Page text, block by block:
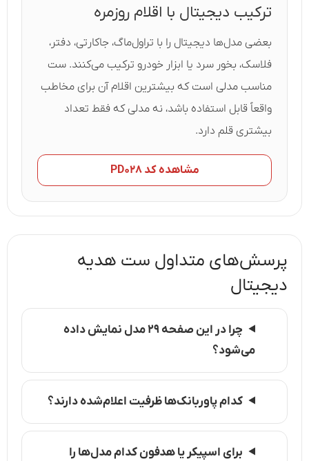
ترکیب دیجیتال با اقلام روزمره
بعضی مدل‌ها دیجیتال را با تراول‌ماگ، جاکارتی، دفتر،
فلاسک، بخور سرد یا ابزار خودرو ترکیب می‌کنند. ست
مناسب مدلی است که بیشترین اقلام آن برای مخاطب
واقعاً قابل استفاده باشد، نه مدلی که فقط تعداد
بیشتری قلم دارد.
مشاهده کد PD۰۲۸
پرسش‌های متداول ست هدیه
دیجیتال
چرا در این صفحه ۲۹ مدل نمایش داده
می‌شود؟
کدام پاوربانک‌ها ظرفیت اعلام‌شده دارند؟
برای اسپیکر یا هدفون کدام مدل‌ها را